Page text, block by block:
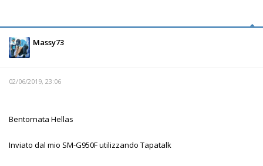
Massy73
02/06/2019, 23:06
Bentornata Hellas
Inviato dal mio SM-G950F utilizzando Tapatalk